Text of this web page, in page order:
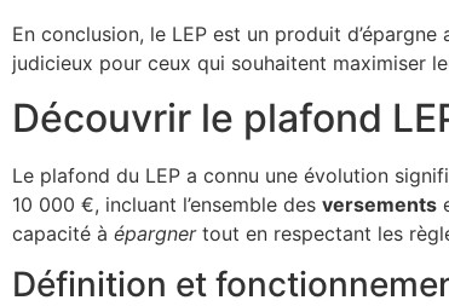
En conclusion, le LEP est un produit
judicieux pour ceux qui souhaitent maximiser
Découvrir le plafond
Le plafond du LEP a connu une évolution
10 000 €, incluant l’ensemble des versements
capacité à épargnertout en respectant les
Définition et